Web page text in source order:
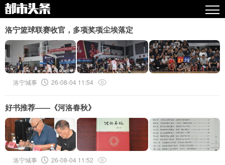
热点
原创
精华
专栏
专题
洛宁篮球联赛收官，多项奖项尘埃落定
洛宁城事 26-08-04 11:54
好书推荐——《河洛春秋》
洛宁城事 26-08-04 11:52